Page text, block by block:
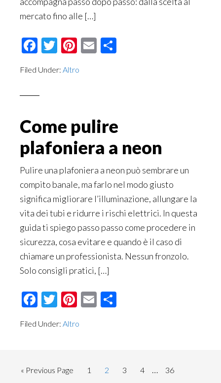
mercato fino alle […]
Facebook
Twitter
Pinterest
Email
Filed Under: Altro
Come pulire
plafoniera a neon
Pulire una plafoniera a neon può sembrare un
compito banale, ma farlo nel modo giusto
significa migliorare l’illuminazione, allungare la
vita dei tubi e ridurre i rischi elettrici. In questa
guida ti spiego passo passo come procedere in
sicurezza, cosa evitare e quando è il caso di
chiamare un professionista. Nessun fronzolo.
Solo consigli pratici, […]
Facebook
Twitter
Pinterest
Email
Filed Under: Altro
« Go
Previous Page Page
1 Page
2 Page
3 Page
4
Interim
… Page
36